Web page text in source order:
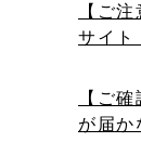
【ご
サイト
【ご
が届か